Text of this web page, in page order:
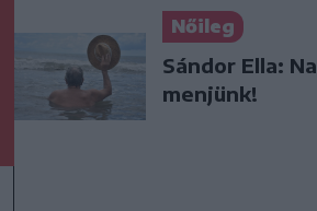
Nőileg
Sándor Ella:
menjünk!